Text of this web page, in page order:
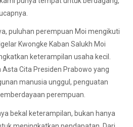
puluhan perempuan Moi mengikuti
Kwongke Kaban Salukh Moi
keterampilan usaha kecil.
Cita Presiden Prabowo yang
manusia unggul, penguatan
perempuan.
bekal keterampilan, bukan hanya